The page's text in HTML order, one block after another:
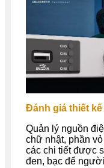
Đánh giá thiết
Quản lý nguồn
chữ nhật, phần
các chi tiết được
đen, bạc để